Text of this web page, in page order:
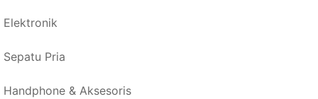
Elektronik
Sepatu Pria
Handphone & Aksesoris